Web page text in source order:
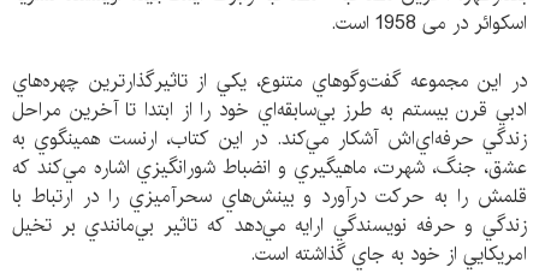
اسکوائر در می 1958 است.
در اين مجموعه گفت‌وگوهاي متنوع، يكي از تاثيرگذار‌ترين چهره‌هاي
ادبي قرن بيستم به طرز بي‌سابقه‌اي خود را از ابتدا تا آخرين مراحل
زندگي حرفه‌اي‌اش آشكار مي‌کند. در اين كتاب، ارنست همينگوي به
عشق، جنگ، شهرت، ماهيگيري و انضباط شورانگيزي اشاره مي‌كند كه
قلمش را به حركت درآورد و بينش‌هاي سحرآميزي را در ارتباط با
زندگي و حرفه نويسندگي ارايه مي‌دهد كه تاثير بي‌مانندي بر تخيل
امريكايي از خود به جاي گذاشته است.